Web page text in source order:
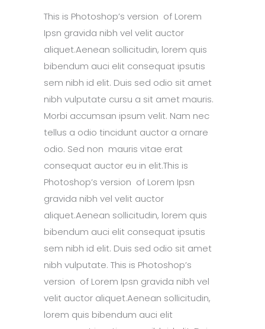
This is Photoshop’s version of Lorem
Ipsn gravida nibh vel velit auctor
aliquet.Aenean sollicitudin, lorem quis
bibendum auci elit consequat ipsutis
sem nibh id elit. Duis sed odio sit amet
nibh vulputate cursu a sit amet mauris.
Morbi accumsan ipsum velit. Nam nec
tellus a odio tincidunt auctor a ornare
odio. Sed non mauris vitae erat
consequat auctor eu in elit.This is
Photoshop’s version of Lorem Ipsn
gravida nibh vel velit auctor
aliquet.Aenean sollicitudin, lorem quis
bibendum auci elit consequat ipsutis
sem nibh id elit. Duis sed odio sit amet
nibh vulputate. This is Photoshop’s
version of Lorem Ipsn gravida nibh vel
velit auctor aliquet.Aenean sollicitudin,
lorem quis bibendum auci elit